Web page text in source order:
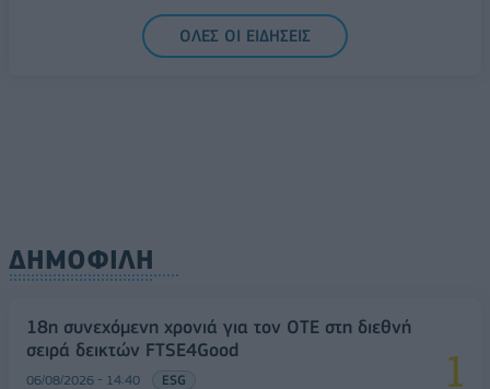
ΟΛΕΣ ΟΙ ΕΙΔΗΣΕΙΣ
ΔΗΜΟΦΙΛΗ
18η συνεχόμενη χρονιά για τον ΟΤΕ στη διεθνή
σειρά δεικτών FTSE4Good
06/08/2026 - 14:40 ESG